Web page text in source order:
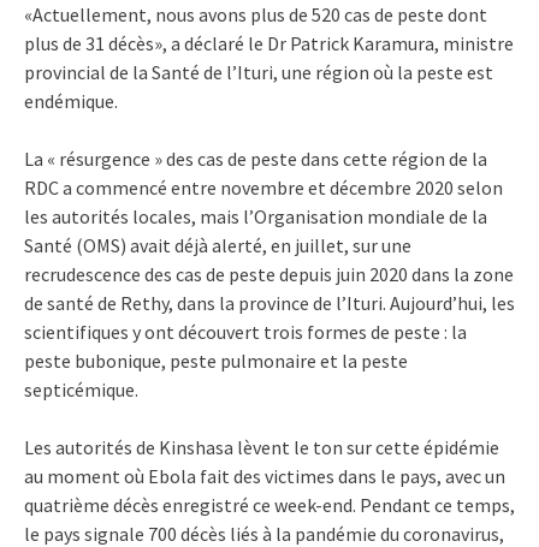
«Actuellement, nous avons plus de 520 cas de peste dont
plus de 31 décès», a déclaré le Dr Patrick Karamura, ministre
provincial de la Santé de l’Ituri, une région où la peste est
endémique.
La « résurgence » des cas de peste dans cette région de la
RDC a commencé entre novembre et décembre 2020 selon
les autorités locales, mais l’Organisation mondiale de la
Santé (OMS) avait déjà alerté, en juillet, sur une
recrudescence des cas de peste depuis juin 2020 dans la zone
de santé de Rethy, dans la province de l’Ituri. Aujourd’hui, les
scientifiques y ont découvert trois formes de peste : la
peste bubonique, peste pulmonaire et la peste
septicémique.
Les autorités de Kinshasa lèvent le ton sur cette épidémie
au moment où Ebola fait des victimes dans le pays, avec un
quatrième décès enregistré ce week-end. Pendant ce temps,
le pays signale 700 décès liés à la pandémie du coronavirus,